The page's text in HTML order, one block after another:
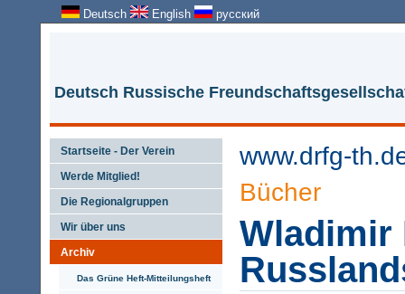
Deutsch English русский
Deutsch Russische
Startseite - Der Verein
Werde Mitglied!
Die Regionalgruppen
Wir über uns
Archiv
Das Grüne Heft-Mitteilungsheft
www.drfg-
Bücher
Wladimir